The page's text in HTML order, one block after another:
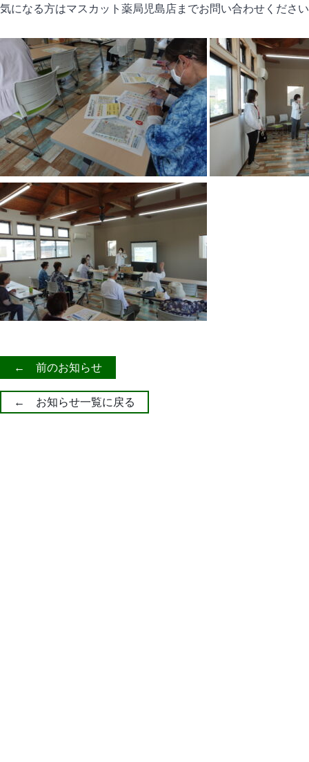
気になる方はマスカット薬局児島店までお問い合わせくださ
← 前のお知らせ
← お知らせ一覧に戻る